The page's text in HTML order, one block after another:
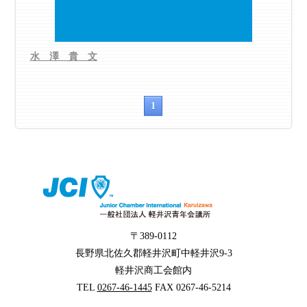
水 澤 貴 文
1
〒389-0112
長野県北佐久郡軽井沢町中軽井沢9-3
軽井沢商工会館内
TEL 0267-46-1445FAX 0267-46-5214